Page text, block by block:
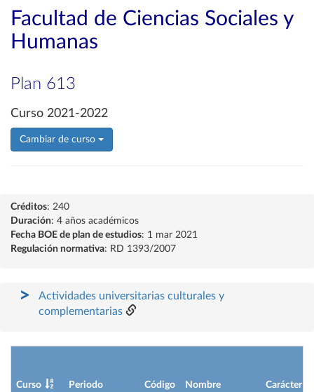
Facultad de Ciencias Sociales y
Humanas
Plan 613
Curso 2021-2022
Cambiar de curso
Créditos: 240
Duración: 4 años académicos
Fecha BOE de plan de estudios: 1 mar 2021
Regulación normativa: RD 1393/2007
Actividades universitarias culturales y
complementarias
Curso Periodo Código Nombre Carácter